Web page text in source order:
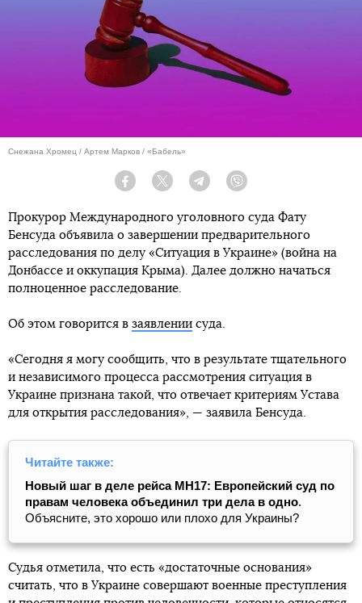
Снежана Хромец / Артем Марков / «Бабель»
Facebook Twitter Telegram
Прокурор Международного уголовного суда Фату
Бенсуда объявила о завершении предварительного
расследования по делу «Ситуация в Украине» (война на
Донбассе и оккупация Крыма). Далее должно начаться
полноценное расследование.
Об этом говорится в заявлении суда.
«Сегодня я могу сообщить, что в результате тщательного
и независимого процесса рассмотрения ситуация в
Украине признана такой, что отвечает критериям Устава
для открытия расследования», — заявила Бенсуда.
Читайте также:
Новый шаг в деле рейса МН17: Европейский суд по
правам человека объединил три дела в одно.
Объясните, это хорошо или плохо для Украины?
Судья отметила, что есть «достаточные основания»
считать, что в Украине совершают военные преступления